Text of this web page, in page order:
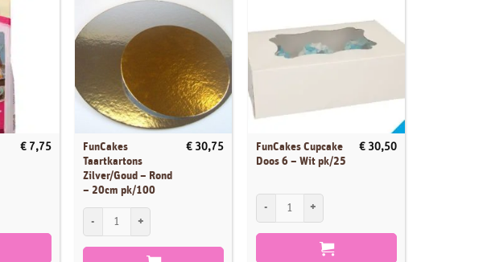
€7,75
FunCakes
Taartkartons
Zilver/Goud – Rond
– 20cm pk/100
€ 30,75
FunCakes Taartkartons Zilver/Goud - Rond - 20cm pk/100 aantal
FunCakes Cupcake
Doos 6 – Wit pk/25
€ 30,50